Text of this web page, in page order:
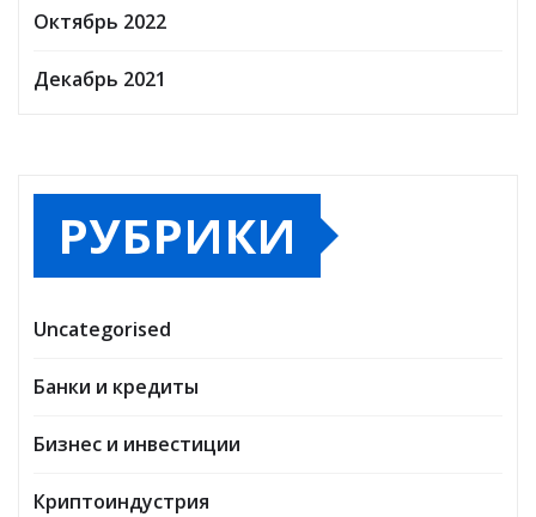
Октябрь 2022
Декабрь 2021
РУБРИКИ
Uncategorised
Банки и кредиты
Бизнес и инвестиции
Криптоиндустрия